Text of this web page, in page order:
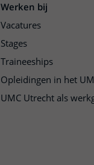
Werken bij
Vacatures
Stages
Traineeships
Opleidingen in het
UMC Utrecht als